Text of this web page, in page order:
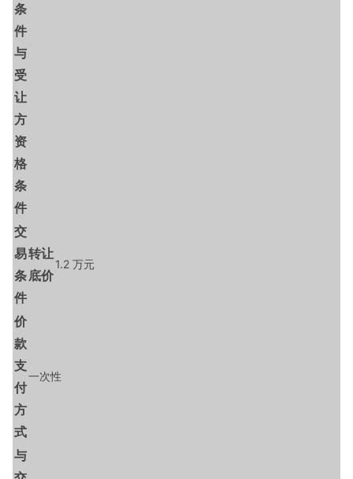
条
件
与
受
让
方
资
格
条
件
交
易
条
件
转让
底价
1.2 万元
价
款
支
付
方
式
一次性
与